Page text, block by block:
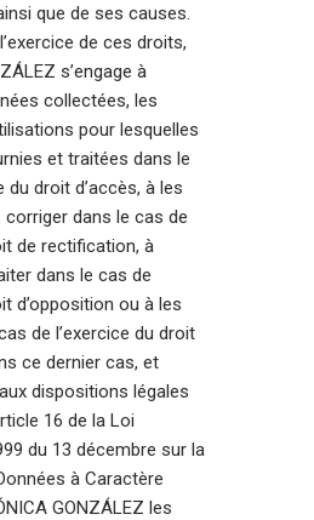
que de ses causes.
de ces droits,
s’engage à
collectées, les
pour lesquelles
et traitées dans le
du droit d’accès, à les
dans le cas de
de rectification, à
dans le cas de
d’opposition ou à les
de l’exercice du droit
ce dernier cas, et
dispositions légales
16 de la Loi
du 13 décembre sur la
à Caractère
GONZÁLEZ les